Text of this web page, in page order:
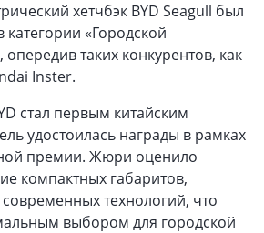
хетчбэк BYD Seagull был
«Городской
таких конкурентов, как
Inster.
стал первым китайским
удостоилась награды в рамках
премии. Жюри оценило
компактных габаритов,
технологий, что
выбором для городской